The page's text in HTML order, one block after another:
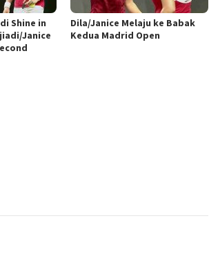
Shine in
Janice
Dila/Janice Melaju ke Babak
Kedua Madrid Open